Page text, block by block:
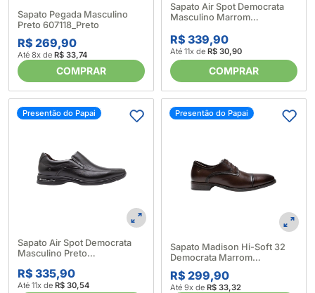
Sapato Pegada Masculino
Preto 607118_Preto
R$ 269,90
Até 8x de R$ 33,74
COMPRAR
Sapato Air Spot Democrata
Masculino Marrom
R$ 339,90
Até 11x de R$ 30,90
COMPRAR
Presentão do Papai
Sapato Air Spot Democrata
Masculino Preto
R$ 335,90
Até 11x de R$ 30,54
Presentão do Papai
Sapato Madison Hi-Soft 32
Democrata Marrom
614045_Marrom
R$ 299,90
Até 9x de R$ 33,32